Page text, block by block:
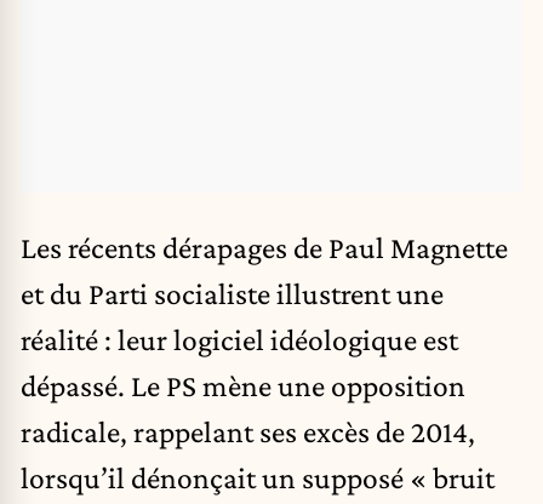
Les récents dérapages de Paul Magnette
et du Parti socialiste illustrent une
réalité : leur logiciel idéologique est
dépassé. Le PS mène une opposition
radicale, rappelant ses excès de 2014,
lorsqu’il dénonçait un supposé « bruit